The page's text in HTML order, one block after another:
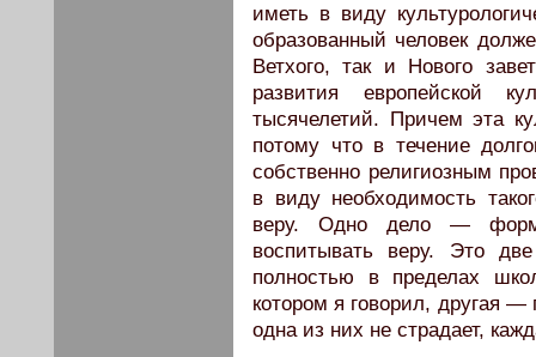
иметь в виду
образованный человек
Ветхого, так и Нового
развития европейской
тысячелетий. Причем эта
потому что в течение
собственно религиозным
в виду необходимость
веру. Одно дело —
воспитывать веру. Это
полностью в пределах
котором я говорил, другая
одна из них не страдает,